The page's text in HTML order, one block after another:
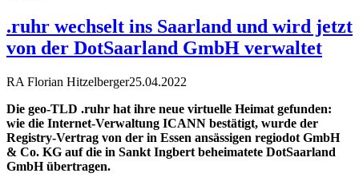
.ruhr wechselt ins Saarland und wird jetzt
von der DotSaarland GmbH verwaltet
RA Florian Hitzelberger25.04.2022
Die geo-TLD .ruhr hat ihre neue virtuelle Heimat gefunden:
wie die Internet-Verwaltung ICANN bestätigt, wurde der
Registry-Vertrag von der in Essen ansässigen regiodot GmbH
& Co. KG auf die in Sankt Ingbert beheimatete DotSaarland
GmbH übertragen.